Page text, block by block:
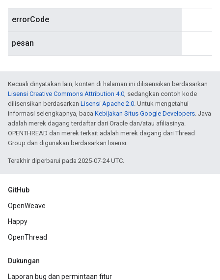
errorCode
pesan
Kecuali dinyatakan lain, konten di halaman ini dilisensikan berdasarkan
Lisensi Creative Commons Attribution 4.0, sedangkan contoh kode
dilisensikan berdasarkan Lisensi Apache 2.0. Untuk mengetahui
informasi selengkapnya, baca Kebijakan Situs Google Developers. Java
adalah merek dagang terdaftar dari Oracle dan/atau afiliasinya.
OPENTHREAD dan merek terkait adalah merek dagang dari Thread
Group dan digunakan berdasarkan lisensi.
Terakhir diperbarui pada 2025-07-24 UTC.
GitHub
OpenWeave
Happy
OpenThread
Dukungan
Laporan bug dan permintaan fitur